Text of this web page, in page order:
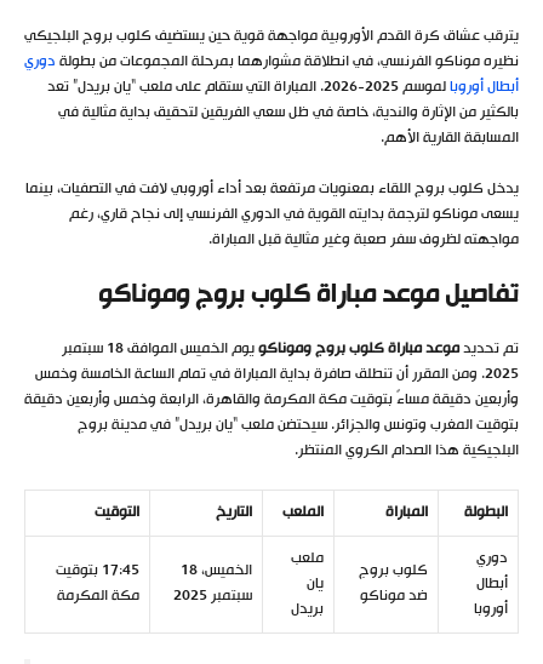
يترقب عشاق كرة القدم الأوروبية مواجهة قوية حين يستضيف كلوب بروج البلجيكي
نظيره موناكو الفرنسي، في انطلاقة مشوارهما بمرحلة المجموعات من بطولةدوري
أبطال أوروبا
لموسم 2025-2026. المباراة التي ستقام على ملعب “يان بريدل” تعد
بالكثير من الإثارة والندية، خاصة في ظل سعي الفريقين لتحقيق بداية مثالية في
المسابقة القارية الأهم.
يدخل كلوب بروج اللقاء بمعنويات مرتفعة بعد أداء أوروبي لافت في التصفيات، بينما
يسعى موناكو لترجمة بدايته القوية في الدوري الفرنسي إلى نجاح قاري، رغم
مواجهته لظروف سفر صعبة وغير مثالية قبل المباراة.
تفاصيل موعد مباراة كلوب بروج وموناكو
تم تحديدموعد مباراة كلوب بروج وموناكو
يوم الخميس الموافق 18 سبتمبر
2025. ومن المقرر أن تنطلق صافرة بداية المباراة في تمام الساعة الخامسة وخمس
وأربعين دقيقة مساءً بتوقيت مكة المكرمة والقاهرة، الرابعة وخمس وأربعين دقيقة
بتوقيت المغرب وتونس والجزائر. سيحتضن ملعب “يان بريدل” في مدينة بروج
البلجيكية هذا الصدام الكروي المنتظر.
البطولة المباراة الملعب التاريخ
التوقيت
دوري
أبطال
أوروبا
كلوب بروج
ضد موناكو
ملعب
يان
بريدل
الخميس، 18
سبتمبر 2025
17:45 بتوقيت
مكة المكرمة